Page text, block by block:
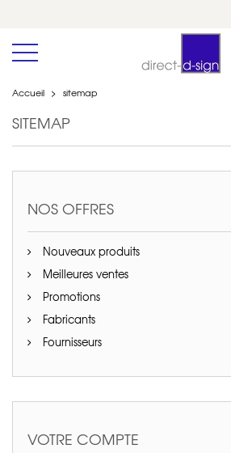
Accueil > sitemap
SITEMAP
NOS OFFRES
Nouveaux produits
Meilleures ventes
Promotions
Fabricants
Fournisseurs
VOTRE COMPTE